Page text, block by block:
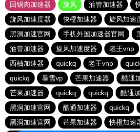
回锅肉加速器
旋风 油管加速器
旋风加速度器
快橙加速器 旋风加速
黑洞加速官网
手机外国加速器官网
油管加速器
旋风加速度器 老王vnp
西柚加速器
quickq 老王vnp
quickq
暴雪vp 芒果加速器 酷通
芒果加速器
quickq quickq
酷通
黑洞加速官网
酷通加速器 quickq
黑洞加速官网
芒果加速器 快橙加速